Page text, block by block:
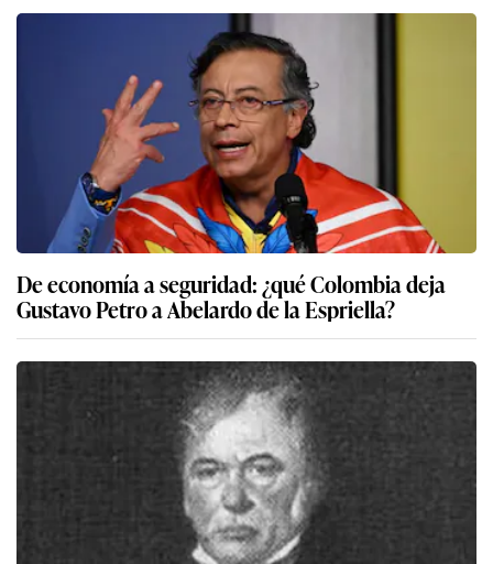
De economía a seguridad: ¿qué Colombia deja
Gustavo Petro a Abelardo de la Espriella?